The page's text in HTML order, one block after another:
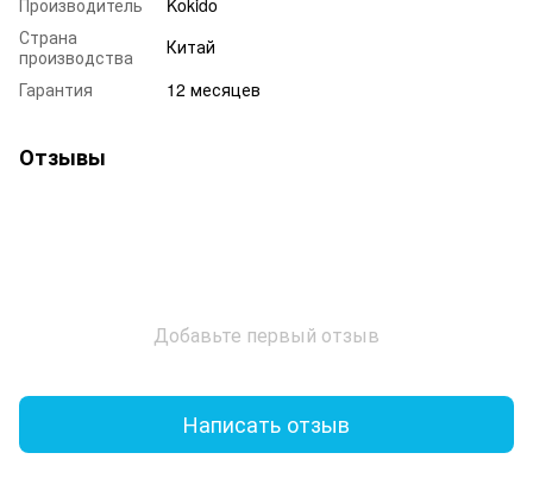
Страна
производства
Китай
Гарантия
12 месяцев
Отзывы
Добавьте первый отзыв
Написать отзыв